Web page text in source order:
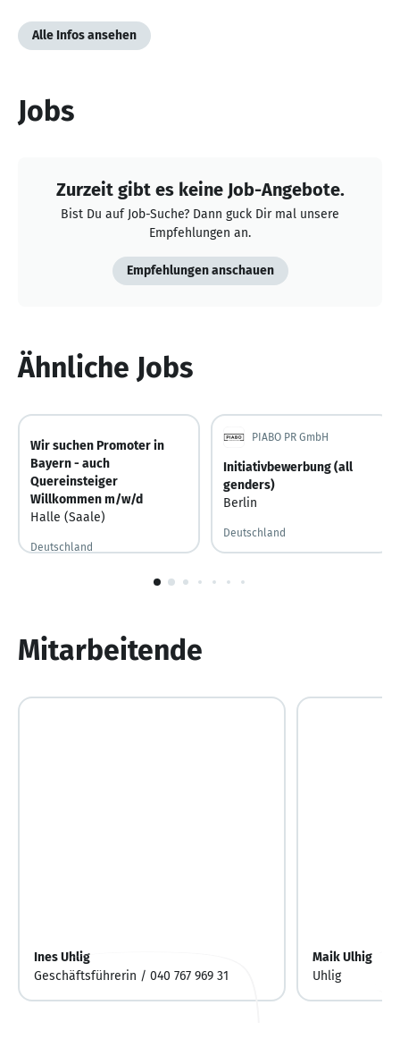
Alle Infos ansehen
Jobs
Zurzeit gibt es keine Job-Angebote.
Bist Du auf Job-Suche? Dann guck Dir mal unsere
Empfehlungen an.
Empfehlungen anschauen
Ähnliche Jobs
Wir suchen Promoter in
Bayern - auch
Quereinsteiger
Willkommen m/w/d
Halle (Saale)
Deutschland
PIABO PR GmbH
Initiativbewerbung (all
genders)
Berlin
Deutschland
Mitarbeitende
Ines Uhlig
Geschäftsführerin / 040 767 969 31
Maik Ulhig
Uhlig